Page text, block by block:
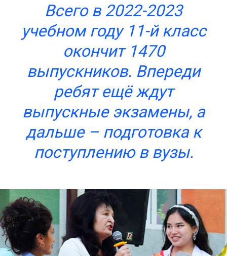
Всего в 2022-2023
учебном году 11-й класс
окончит 1470
выпускников. Впереди
ребят ещё ждут
выпускные экзамены, а
дальше – подготовка к
поступлению в вузы.